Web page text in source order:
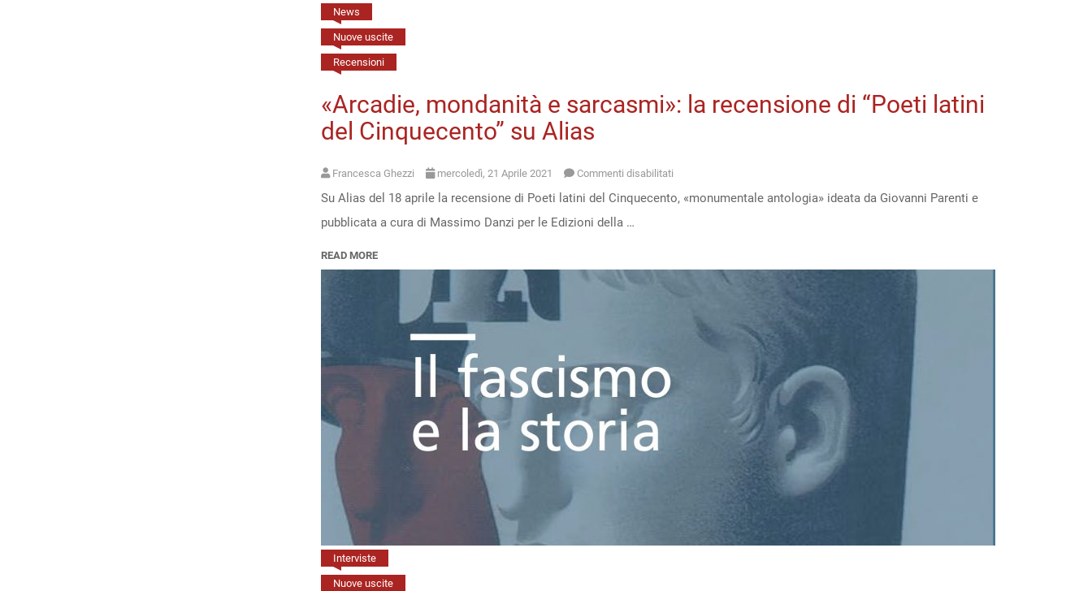
News
Nuove uscite
Recensioni
«Arcadie, mondanità e sarcasmi»: la recensione di “Poeti latini
del Cinquecento” su Alias
Francesca Ghezzi mercoledì, 21 Aprile 2021 Commenti disabilitati
«Arcadie,
sarcasmi»:
Su Alias del 18 aprile la recensione di Poeti latini del Cinquecento, «monumentale antologia» ideata da Giovanni Parenti e
pubblicata a cura di Massimo Danzi per le Edizioni della …
READ MORE
Interviste
Nuove uscite